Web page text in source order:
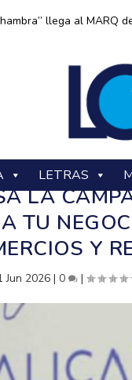
llega al MARQ
LETRAS
LA
TU
Y
Jun 2026 |0 |